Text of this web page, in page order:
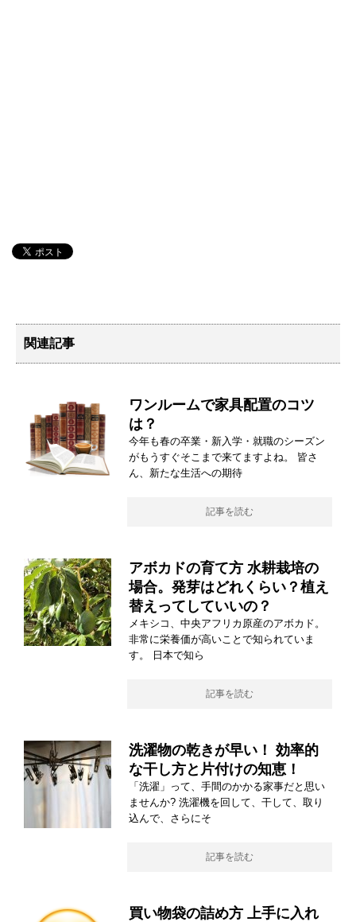
関連記事
ワンルームで家具配置のコツ
は？
今年も春の卒業・新入学・就職のシーズン
がもうすぐそこまで来てますよね。 皆さ
ん、新たな生活への期待
記事を読む
アボカドの育て方 水耕栽培の
場合。発芽はどれくらい？植え
替えってしていいの？
メキシコ、中央アフリカ原産のアボカド。
非常に栄養価が高いことで知られていま
す。 日本で知ら
記事を読む
洗濯物の乾きが早い！ 効率的
な干し方と片付けの知恵！
「洗濯」って、手間のかかる家事だと思い
ませんか? 洗濯機を回して、干して、取り
込んで、さらにそ
記事を読む
買い物袋の詰め方 上手に入れ